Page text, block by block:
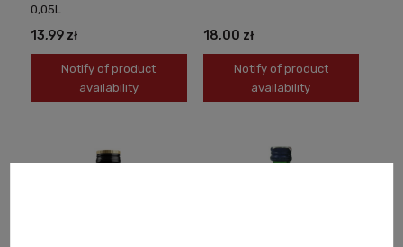
0,05L
13,99 zł
Notify of product
availability
18,00 zł
Notify of product
availability